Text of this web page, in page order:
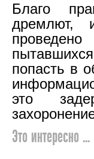
Благо
дремлют,
попасть в
это
Это интересно ...